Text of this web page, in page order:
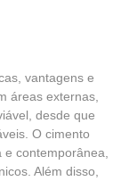
vantagens e
áreas externas,
desde que
O cimento
contemporânea,
Além disso,